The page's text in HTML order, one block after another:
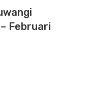
Februari